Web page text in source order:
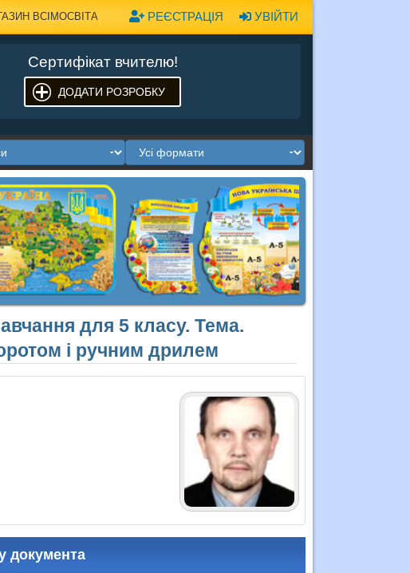
УВІЙТИ
РЕЄСТРАЦІЯ
ВСІМОСВІТА
Сертифікат вчителю!
ДОДАТИ РОЗРОБКУ
для 5 класу. Тема.
і ручним дрилем
документа